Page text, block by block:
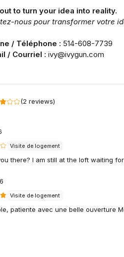
to turn your idea into reality.
nous pour transformer votre
/ Téléphone : 514-608-7739
/ Courriel : ivy@ivygun.com
(2 reviews)
Visite de logement
there? I am still at the loft waiting
Visite de logement
patiente avec une belle ouverture